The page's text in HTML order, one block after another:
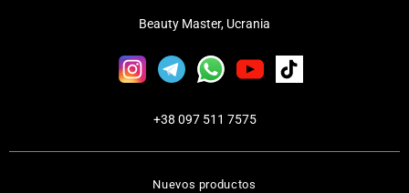
Nuevos productos
Beauty Master, Ucrania
+38 097 511 7575